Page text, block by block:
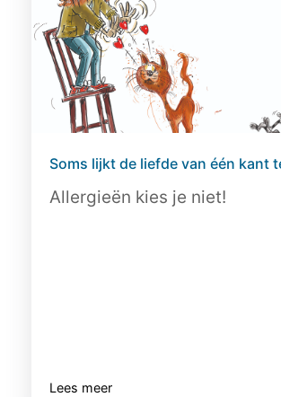
Soms lijkt de liefde van één kant
Allergieën kies je niet!
Lees meer